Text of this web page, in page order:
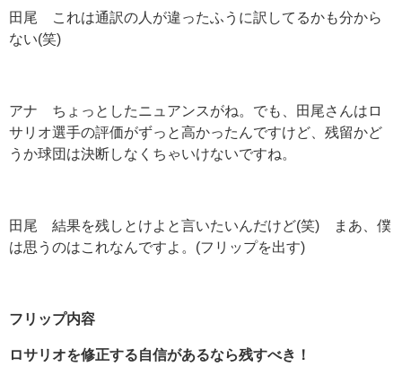
田尾 これは通訳の人が違ったふうに訳してるかも分から
ない(笑)
アナ ちょっとしたニュアンスがね。でも、田尾さんはロ
サリオ選手の評価がずっと高かったんですけど、残留かど
うか球団は決断しなくちゃいけないですね。
田尾 結果を残しとけよと言いたいんだけど(笑) まあ、僕
は思うのはこれなんですよ。(フリップを出す)
フリップ内容
ロサリオを修正する自信があるなら残すべき！